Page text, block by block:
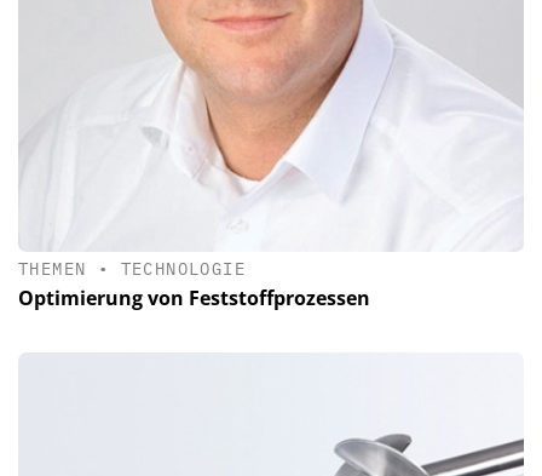
THEMEN • TECHNOLOGIE
Optimierung von Feststoffprozessen